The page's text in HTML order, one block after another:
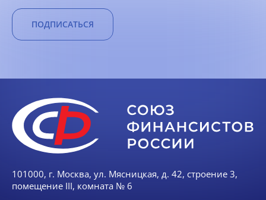
ПОДПИСАТЬСЯ
101000, г. Москва, ул. Мясницкая, д. 42, строение 3,
помещение III, комната № 6